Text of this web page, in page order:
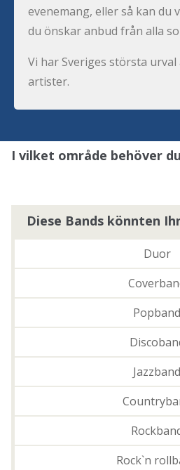
evenemang, eller så kan du
du önskar anbud från alla
Vi har Sveriges största urval
artister.
I vilket område behöver
Diese Bands könnten
Duor
Popband
Jazzband
Rock`n